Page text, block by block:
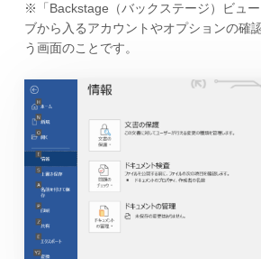
※「Backstage（バックステージ）ビュ
ブから入るアカウントやオプションの確
う画面のことです。